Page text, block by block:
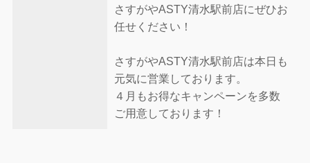
さすがやASTY清水駅前店にぜひお
任せください！
さすがやASTY清水駅前店は本日も
元気に営業しております。
４月もお得なキャンペーンを多数
ご用意しております！